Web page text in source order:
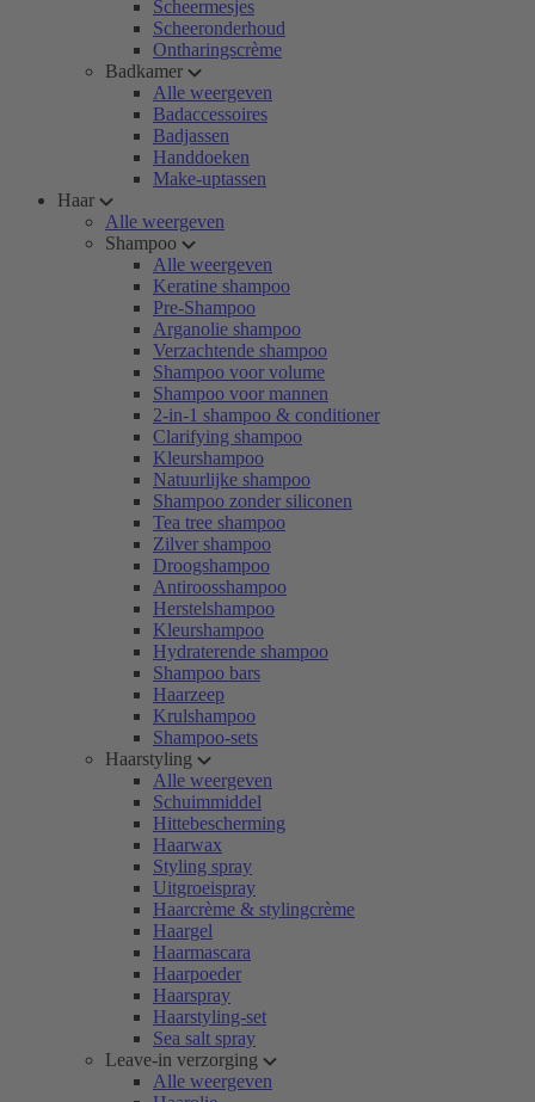
Scheermesjes
Scheeronderhoud
Ontharingscrème
Badkamer
Alle weergeven
Badaccessoires
Badjassen
Handdoeken
Make-uptassen
Haar
Alle weergeven
Shampoo
Alle weergeven
Keratine shampoo
Pre-Shampoo
Arganolie shampoo
Verzachtende shampoo
Shampoo voor volume
Shampoo voor mannen
2-in-1 shampoo & conditioner
Clarifying shampoo
Kleurshampoo
Natuurlijke shampoo
Shampoo zonder siliconen
Tea tree shampoo
Zilver shampoo
Droogshampoo
Antiroosshampoo
Herstelshampoo
Kleurshampoo
Hydraterende shampoo
Shampoo bars
Haarzeep
Krulshampoo
Shampoo-sets
Haarstyling
Alle weergeven
Schuimmiddel
Hittebescherming
Haarwax
Styling spray
Uitgroeispray
Haarcrème & stylingcrème
Haargel
Haarmascara
Haarpoeder
Haarspray
Haarstyling-set
Sea salt spray
Leave-in verzorging
Alle weergeven